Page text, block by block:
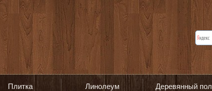
Плитка Линолеум Деревянный пол